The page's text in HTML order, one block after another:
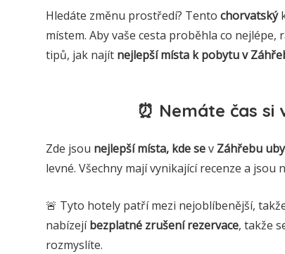
Hledáte změnu prostředí? Tento chorvatský
místem. Aby vaše cesta proběhla co
tipů, jak najít nejlepší místa k pobytu v
⏰ Nemáte čas si
Zde jsou nejlepší místa, kde sev Záhřebu
levné. Všechny mají vynikající recenze a jsou
🚨 Tyto hotely patří mezi nejoblíbenější,
nabízejíbezplatné zrušení rezervace, takže
rozmyslíte.